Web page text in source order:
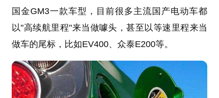
国金GM3一款车型，目前很多主流国产电动车都
以"高续航里程"来当做噱头，甚至以等速里程来当
做车的尾标，比如EV400、众泰E200等。